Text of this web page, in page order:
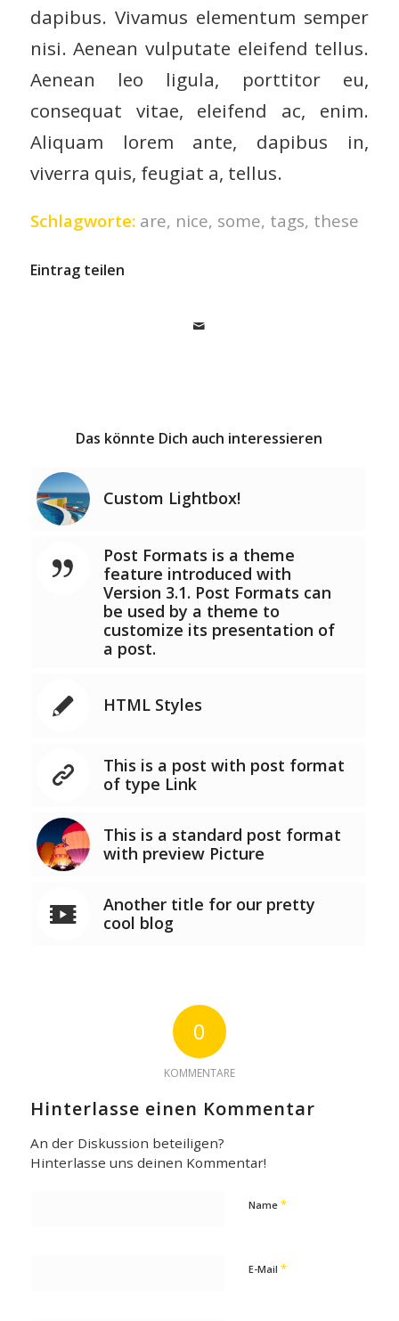
dapibus. Vivamus elementum semper
nisi. Aenean vulputate eleifend tellus.
Aenean leo ligula, porttitor eu,
consequat vitae, eleifend ac, enim.
Aliquam lorem ante, dapibus in,
viverra quis, feugiat a, tellus.
Schlagworte: are, nice, some, tags, these
Eintrag teilen
Das könnte Dich auch interessieren
Custom Lightbox!
Post Formats is a theme
feature introduced with
Version 3.1. Post Formats can
be used by a theme to
customize its presentation of
a post.
HTML Styles
This is a post with post format
of type Link
This is a standard post format
with preview Picture
Another title for our pretty
cool blog
0
KOMMENTARE
Hinterlasse einen Kommentar
An der Diskussion beteiligen?
Hinterlasse uns deinen Kommentar!
Name *
E-Mail *